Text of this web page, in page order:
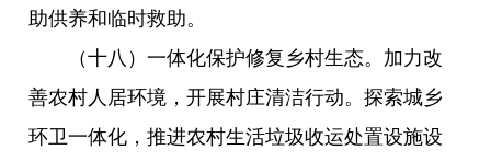
助供养和临时救助。
（十八）一体化保护修复乡村生态。加力改
善农村人居环境，开展村庄清洁行动。探索城乡
环卫一体化，推进农村生活垃圾收运处置设施设